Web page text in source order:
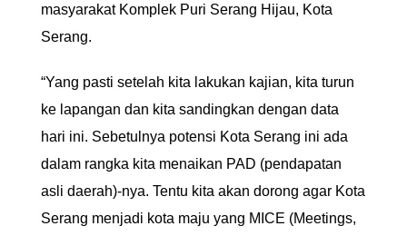
masyarakat Komplek Puri Serang Hijau, Kota
Serang.
“Yang pasti setelah kita lakukan kajian, kita turun
ke lapangan dan kita sandingkan dengan data
hari ini. Sebetulnya potensi Kota Serang ini ada
dalam rangka kita menaikan PAD (pendapatan
asli daerah)-nya. Tentu kita akan dorong agar Kota
Serang menjadi kota maju yang MICE (Meetings,